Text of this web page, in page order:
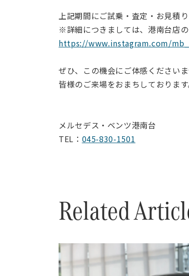
上記期間にご試乗・査定・お見積
※詳細につきましては、港南台店
https://www.instagram.com/
ぜひ、この機会にご体感ください
皆様のご来場をおまちしております
メルセデス・ベンツ港南台
TEL： 045-830-1501
Related